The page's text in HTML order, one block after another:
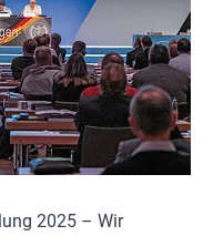
2025 – Wir